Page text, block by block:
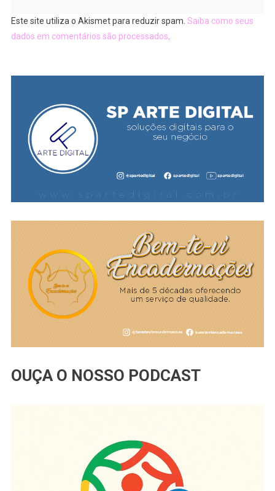
Este site utiliza o Akismet para reduzir spam. Saiba como seus
dados em comentários são processados
OUÇA O NOSSO PODCAST